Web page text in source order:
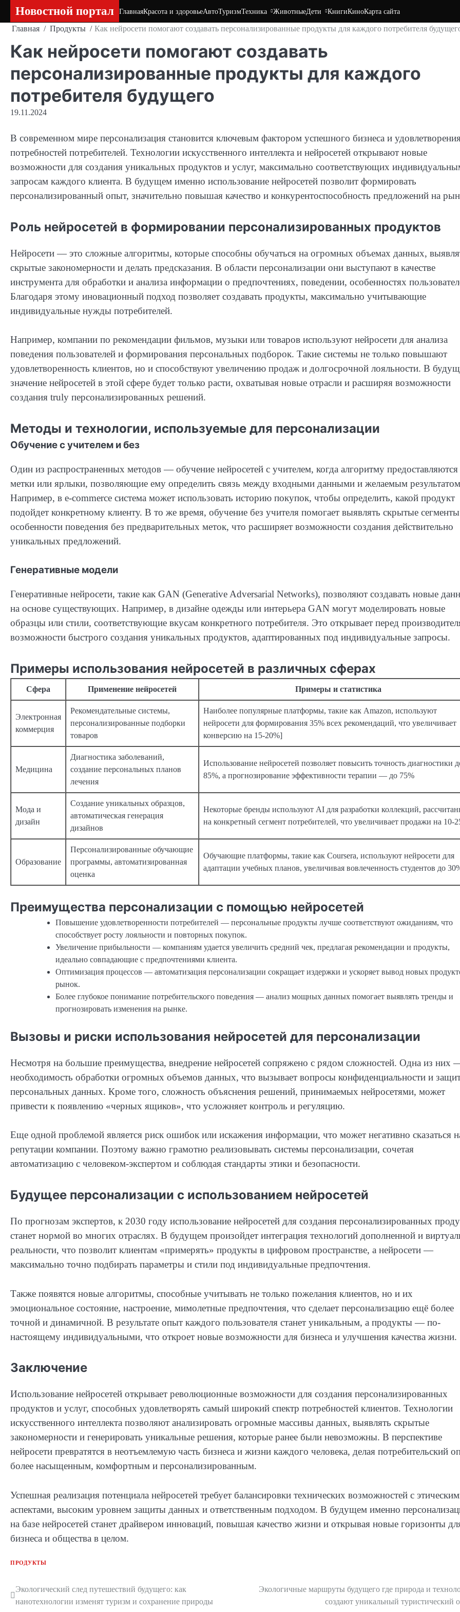
content
Новостной портал ГлавнаяКрасота и здоровьеАвтоТуризмТехника ЖивотныеДети КнигиКиноКарта сайта
Главная Продукты Как нейросети помогают создавать персонализированные продукты для каждого потребителя
Как нейросети помогают создавать
персонализированные продукты для каждого
потребителя будущего
19.11.2024
В современном мире персонализация становится ключевым фактором успешного бизнеса и
потребностей потребителей. Технологии искусственного интеллекта и нейросетей открывают новые
возможности для создания уникальных продуктов и услуг, максимально соответствующих
запросам каждого клиента. В будущем именно использование нейросетей позволит формировать
персонализированный опыт, значительно повышая качество и конкурентоспособность предложений на
Роль нейросетей в формировании персонализированных продуктов
Нейросети — это сложные алгоритмы, которые способны обучаться на огромных объемах данных,
скрытые закономерности и делать предсказания. В области персонализации они выступают в качестве
инструмента для обработки и анализа информации о предпочтениях, поведении, особенностях
Благодаря этому иновационный подход позволяет создавать продукты, максимально учитывающие
индивидуальные нужды потребителей.
Например, компании по рекомендации фильмов, музыки или товаров используют нейросети для анализа
поведения пользователей и формирования персональных подборок. Такие системы не только повышают
удовлетворенность клиентов, но и способствуют увеличению продаж и долгосрочной лояльности. В
значение нейросетей в этой сфере будет только расти, охватывая новые отрасли и расширяя возможности
создания truly персонализированных решений.
Методы и технологии, используемые для персонализации
Обучение с учителем и без
Один из распространенных методов — обучение нейросетей с учителем, когда алгоритму предоставляются
метки или ярлыки, позволяющие ему определить связь между входными данными и желаемым
Например, в e-commerce система может использовать историю покупок, чтобы определить, какой продукт
подойдет конкретному клиенту. В то же время, обучение без учителя помогает выявлять скрытые
особенности поведения без предварительных меток, что расширяет возможности создания действительно
уникальных предложений.
Генеративные модели
Генеративные нейросети, такие как GAN (Generative Adversarial Networks), позволяют создавать новые
на основе существующих. Например, в дизайне одежды или интерьера GAN могут моделировать новые
образцы или стили, соответствующие вкусам конкретного потребителя. Это открывает перед
возможности быстрого создания уникальных продуктов, адаптированных под индивидуальные запросы.
Примеры использования нейросетей в различных сферах
Сфера Применение нейросетей Примеры и статистика
Электронная
коммерция
Рекомендательные системы,
персонализированные подборки
товаров
Наиболее популярные платформы, такие как Amazon, используют
нейросети для формирования 35% всех рекомендаций, что увеличивает
конверсию на 15-20%]
Медицина
Диагностика заболеваний,
создание персональных планов
лечения
Использование нейросетей позволяет повысить точность диагностики
85%, а прогнозирование эффективности терапии — до 75%
Мода и
дизайн
Создание уникальных образцов,
автоматическая генерация
дизайнов
Некоторые бренды используют AI для разработки коллекций,
на конкретный сегмент потребителей, что увеличивает продажи на 10-
Образование
Персонализированные обучающие
программы, автоматизированная
оценка
Обучающие платформы, такие как Coursera, используют нейросети для
адаптации учебных планов, увеличивая вовлеченность студентов до
Преимущества персонализации с помощью нейросетей
Повышение удовлетворенности потребителей — персональные продукты лучше соответствуют ожиданиям, что
способствует росту лояльности и повторных покупок.
Увеличение прибыльности — компаниям удается увеличить средний чек, предлагая рекомендации и продукты,
идеально совпадающие с предпочтениями клиента.
Оптимизация процессов — автоматизация персонализации сокращает издержки и ускоряет вывод новых
рынок.
Более глубокое понимание потребительского поведения — анализ мощных данных помогает выявлять тренды и
прогнозировать изменения на рынке.
Вызовы и риски использования нейросетей для персонализации
Несмотря на большие преимущества, внедрение нейросетей сопряжено с рядом сложностей. Одна из них
необходимость обработки огромных объемов данных, что вызывает вопросы конфиденциальности и
персональных данных. Кроме того, сложность объяснения решений, принимаемых нейросетями, может
привести к появлению «черных ящиков», что усложняет контроль и регуляцию.
Еще одной проблемой является риск ошибок или искажения информации, что может негативно сказаться
репутации компании. Поэтому важно грамотно реализовывать системы персонализации, сочетая
автоматизацию с человеком-экспертом и соблюдая стандарты этики и безопасности.
Будущее персонализации с использованием нейросетей
По прогнозам экспертов, к 2030 году использование нейросетей для создания персонализированных
станет нормой во многих отраслях. В будущем произойдет интеграция технологий дополненной и
реальности, что позволит клиентам «примерять» продукты в цифровом пространстве, а нейросети —
максимально точно подбирать параметры и стили под индивидуальные предпочтения.
Также появятся новые алгоритмы, способные учитывать не только пожелания клиентов, но и их
эмоциональное состояние, настроение, мимолетные предпочтения, что сделает персонализацию ещё более
точной и динамичной. В результате опыт каждого пользователя станет уникальным, а продукты — по-
настоящему индивидуальными, что откроет новые возможности для бизнеса и улучшения качества жизни.
Заключение
Использование нейросетей открывает революционные возможности для создания персонализированных
продуктов и услуг, способных удовлетворять самый широкий спектр потребностей клиентов. Технологии
искусственного интеллекта позволяют анализировать огромные массивы данных, выявлять скрытые
закономерности и генерировать уникальные решения, которые ранее были невозможны. В перспективе
нейросети превратятся в неотъемлемую часть бизнеса и жизни каждого человека, делая потребительский
более насыщенным, комфортным и персонализированным.
Успешная реализация потенциала нейросетей требует балансировки технических возможностей с
аспектами, высоким уровнем защиты данных и ответственным подходом. В будущем именно
на базе нейросетей станет драйвером инноваций, повышая качество жизни и открывая новые горизонты
бизнеса и общества в целом.
ПРОДУКТЫ
Навигация
Экологический след путешествий будущего: как
нанотехнологии изменят туризм и сохранение природы
Экологичные маршруты будущего где природа и
создают уникальный туристический